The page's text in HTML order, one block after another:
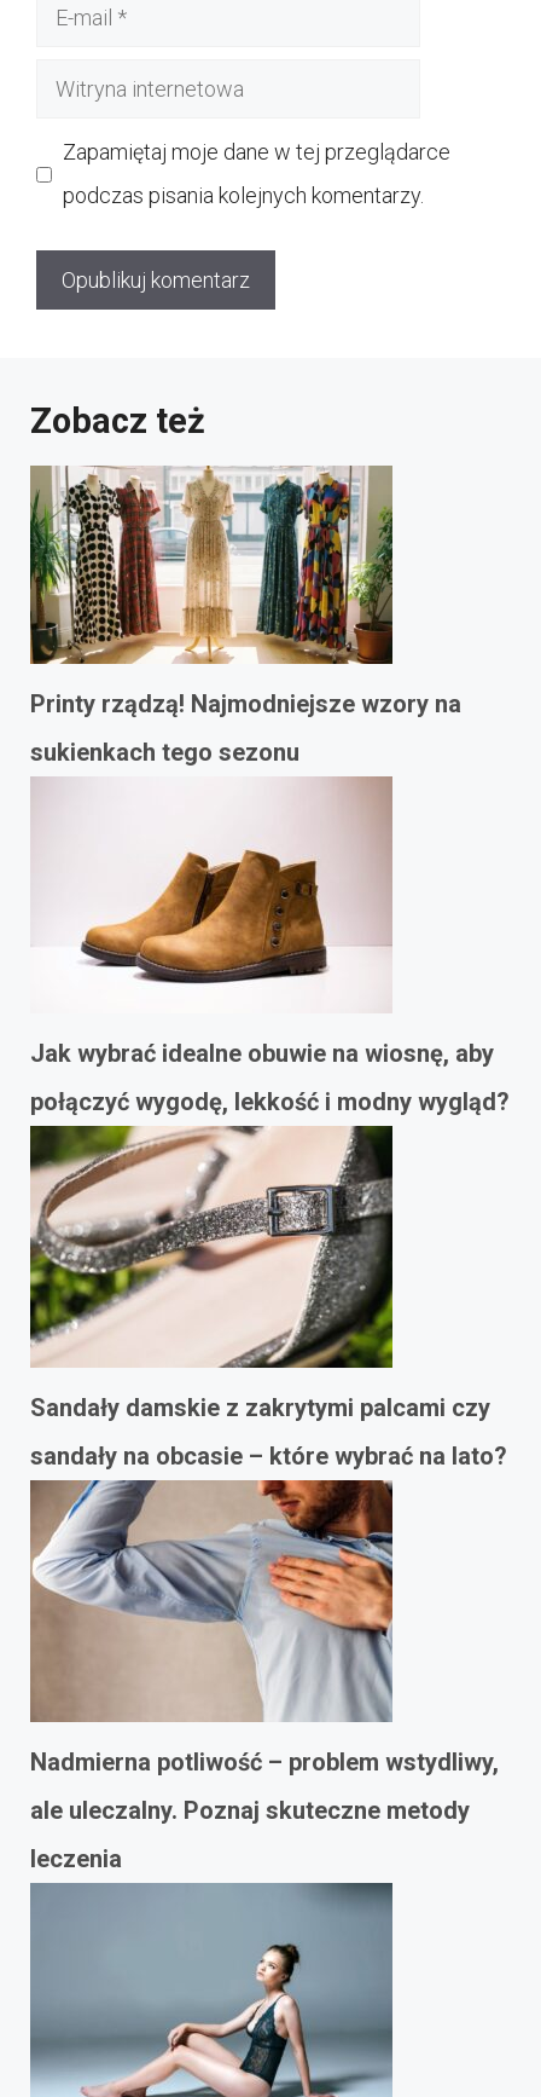
Witryna
Zapamiętaj moje dane w tej przeglądarce
podczas pisania kolejnych komentarzy.
Zobacz też
Printy rządzą! Najmodniejsze wzory na
sukienkach tego sezonu
Jak wybrać idealne obuwie na wiosnę, aby
połączyć wygodę, lekkość i modny wygląd?
Sandały damskie z zakrytymi palcami czy
sandały na obcasie – które wybrać na lato?
Nadmierna potliwość – problem wstydliwy,
ale uleczalny. Poznaj skuteczne metody
leczenia